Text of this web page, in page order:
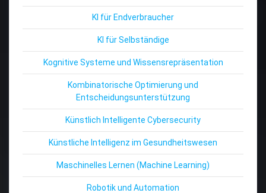
KI für Endverbraucher
KI für Selbständige
Kognitive Systeme und Wissensrepräsentation
Kombinatorische Optimierung und
Entscheidungsunterstützung
Künstlich Intelligente Cybersecurity
Künstliche Intelligenz im Gesundheitswesen
Maschinelles Lernen (Machine Learning)
Robotik und Automation